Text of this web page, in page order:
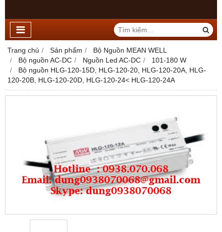
Trang chủ Sản phẩm
Bộ Nguồn MEAN WELL
Bộ nguồn AC-DC
Nguồn Led AC-DC
101-180 W
Bộ nguồn HLG-120-15D, HLG-120-20, HLG-120-20A, HLG-
120-20B, HLG-120-20D, HLG-120-24< HLG-120-24A